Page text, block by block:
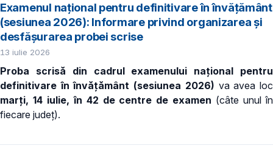
Examenul național pentru definitivare în învățământ
(sesiunea 2026): Informare privind organizarea și
desfășurarea probei scrise
13 iulie 2026
Proba scrisă din cadrul examenului național pentru
definitivare în învățământ (sesiunea 2026) va avea loc
marți, 14 iulie, în 42 de centre de examen (câte unul în
fiecare județ).